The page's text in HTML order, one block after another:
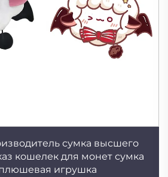
сумка высшего
кошелек для монет сумка
игрушка